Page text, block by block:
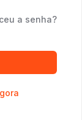
a senha?